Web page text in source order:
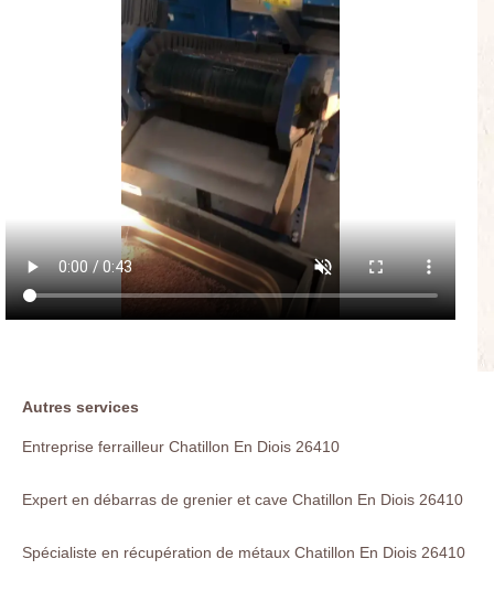
Autres services
Entreprise ferrailleur Chatillon En Diois 26410
Expert en débarras de grenier et cave Chatillon En Diois 26410
Spécialiste en récupération de métaux Chatillon En Diois 26410